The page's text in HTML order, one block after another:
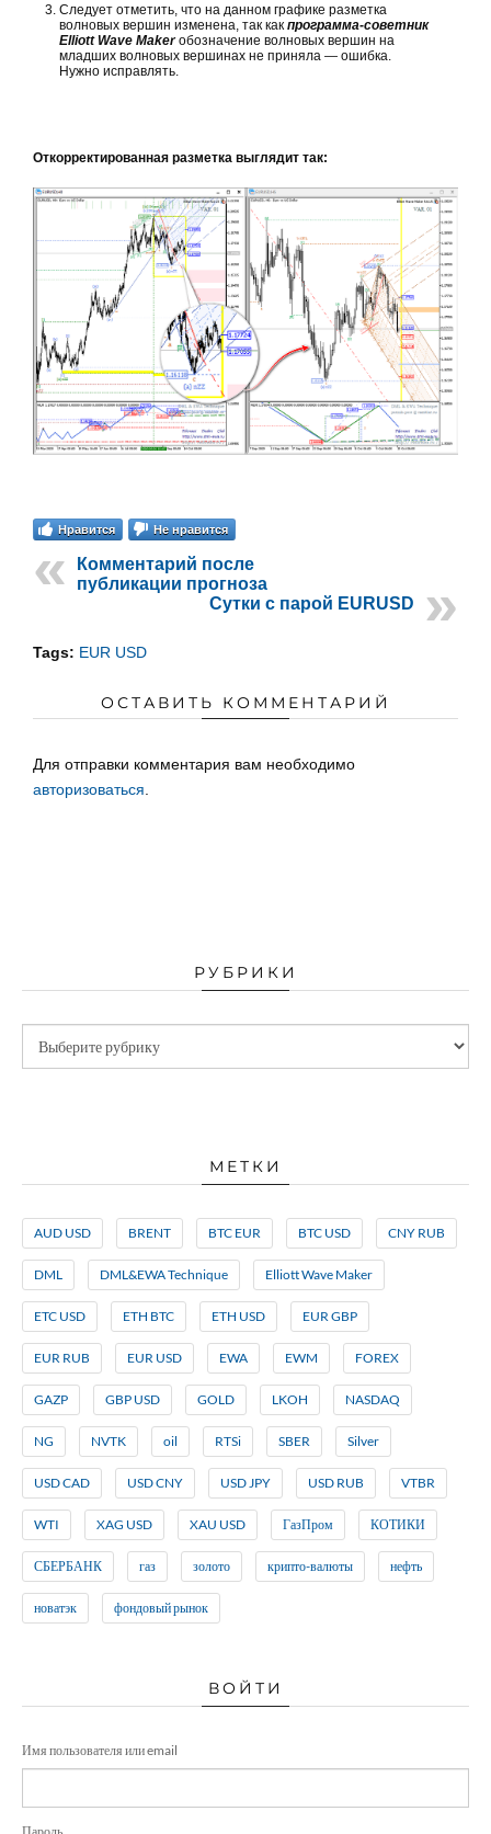
Следует отметить, что на данном графике разметка
волновых вершин изменена, так как программа-советник
Elliott Wave Makerобозначение волновых вершин на
младших волновых вершинах не приняла — ошибка.
Нужно исправлять.
Откорректированная разметка выглядит так:
Нравится Не нравится
Комментарий после
публикации прогноза
Сутки с парой EURUSD
Tags: EUR USD
ОСТАВИТЬ КОММЕНТАРИЙ
Для отправки комментария вам необходимо
авторизоваться
РУБРИКИ
МЕТКИ
AUD USD BRENT BTC EUR BTC USD CNY RUB
DML DML&EWA Technique Elliott Wave Maker
ETC USD ETH BTC ETH USD EUR GBP
EUR RUB EUR USD EWA EWM FOREX
GAZP GBP USD GOLD LKOH NASDAQ
NG NVTK oil RTSi SBER Silver
USD CAD USD CNY USD JPY USD RUB VTBR
WTI XAG USD XAU USD ГазПром КОТИКИ
СБЕРБАНК газ золото крипто-валюты нефть
новатэк фондовый рынок
ВОЙТИ
Имя пользователя или email